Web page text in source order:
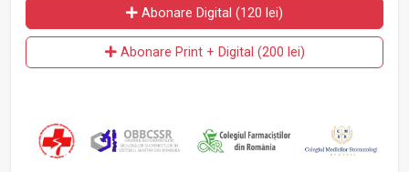
Abonare Digital (120 lei)
Abonare Print + Digital (200 lei)